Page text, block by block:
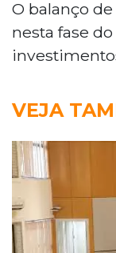
O balanço
nesta fase
VEJA